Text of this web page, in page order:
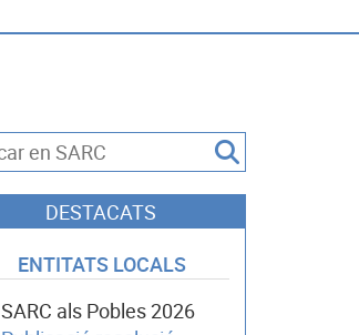
DESTACATS
ENTITATS LOCALS
SARC als Pobles 2026